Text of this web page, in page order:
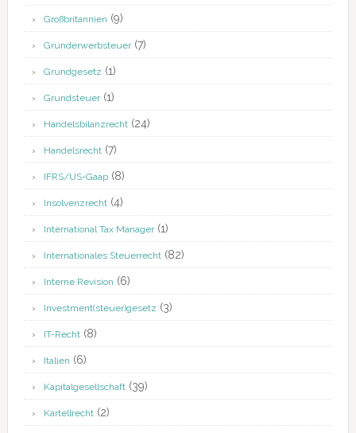
Großbritannien (9)
Grunderwerbsteuer(7)
Grundgesetz (1)
Grundsteuer(1)
Handelsbilanzrecht(24)
Handelsrecht(7)
IFRS/US-Gaap(8)
Insolvenzrecht(4)
International Tax Manager(1)
Internationales Steuerrecht(82)
Interne Revision (6)
Investment(steuer)gesetz (3)
IT-Recht(8)
Italien (6)
Kapitalgesellschaft(39)
Kartellrecht(2)